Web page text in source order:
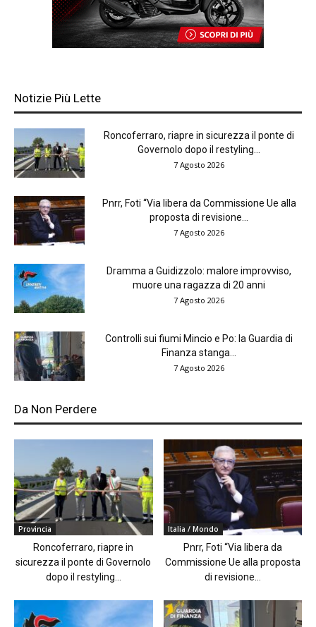
Notizie Più Lette
Roncoferraro, riapre in sicurezza il ponte di
Governolo dopo il restyling...
7 Agosto 2026
Pnrr, Foti “Via libera da Commissione Ue alla
proposta di revisione...
7 Agosto 2026
Dramma a Guidizzolo: malore improvviso,
muore una ragazza di 20 anni
7 Agosto 2026
Controlli sui fiumi Mincio e Po: la Guardia di
Finanza stanga...
7 Agosto 2026
Da Non Perdere
Provincia
Roncoferraro, riapre in
sicurezza il ponte di Governolo
dopo il restyling...
Italia / Mondo
Pnrr, Foti “Via libera da
Commissione Ue alla proposta
di revisione...